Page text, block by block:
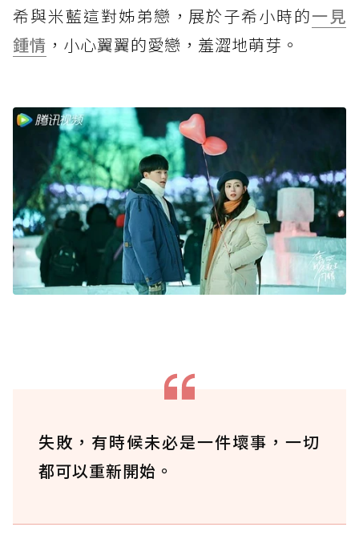
希與米藍這對姊弟戀，展於子希小時的一見
鍾情 ，小心翼翼的愛戀，羞澀地萌芽。
失敗，有時候未必是一件壞事，一切
都可以重新開始。